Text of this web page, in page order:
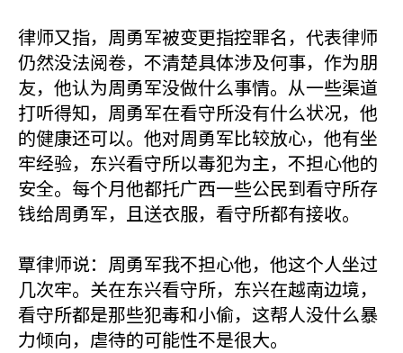
律师又指，周勇军被变更指控罪名，代表律师
仍然没法阅卷，不清楚具体涉及何事，作为朋
友，他认为周勇军没做什么事情。从一些渠道
打听得知，周勇军在看守所没有什么状况，他
的健康还可以。他对周勇军比较放心，他有坐
牢经验，东兴看守所以毒犯为主，不担心他的
安全。每个月他都托广西一些公民到看守所存
钱给周勇军，且送衣服，看守所都有接收。
覃律师说：周勇军我不担心他，他这个人坐过
几次牢。关在东兴看守所，东兴在越南边境，
看守所都是那些犯毒和小偷，这帮人没什么暴
力倾向，虐待的可能性不是很大。